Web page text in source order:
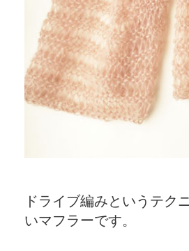
ドライブ編みというテク
いマフラーです。